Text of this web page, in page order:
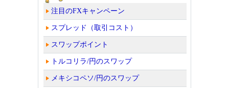
注目のFXキャンペーン
スプレッド（取引コスト）
スワップポイント
トルコリラ/円のスワップ
メキシコペソ/円のスワップ